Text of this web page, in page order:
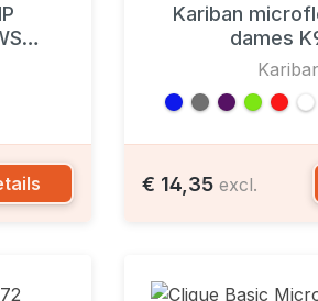
Kariban
dames
€ 14,35 excl.